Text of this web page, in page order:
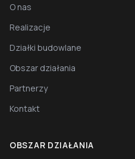
O nas
Realizacje
Działki budowlane
Obszar działania
Partnerzy
Kontakt
OBSZAR DZIAŁANIA